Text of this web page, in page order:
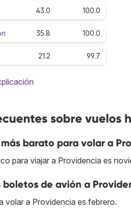
43.0 100.0
35.8 100.0
21.2 99.7
sobre vuelos
más barato para volar a
para viajar a Providencia es
boletos de avión a
volar a Providencia es febrero.